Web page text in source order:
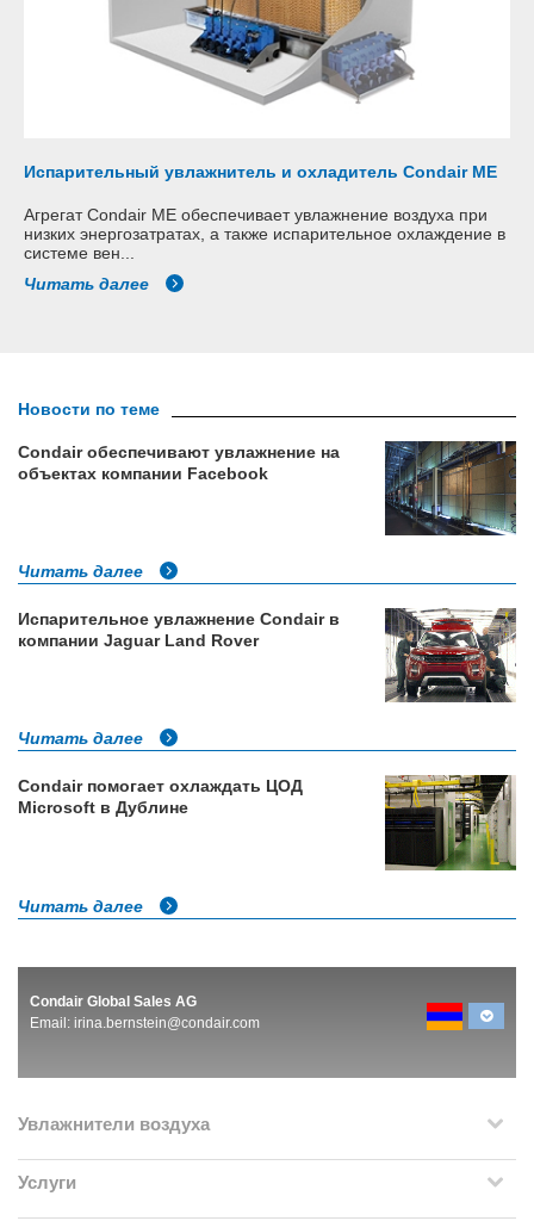
Испарительный увлажнитель и охладитель Condair ME
Агрегат Condair ME обеспечивает увлажнение воздуха при
низких энергозатратах, а также испарительное охлаждение в
системе вен...
Читать далее
Новости по теме
Condair обеспечивают увлажнение на
объектах компании Facebook
Читать далее
Испарительное увлажнение Condair в
компании Jaguar Land Rover
Читать далее
Condair помогает охлаждать ЦОД
Microsoft в Дублине
Читать далее
Condair Global Sales AG
Email: irina.bernstein@condair.com
Увлажнители воздуха
Услуги